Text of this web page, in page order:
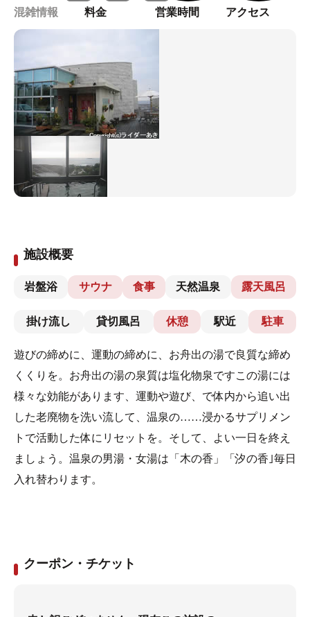
混雑情報 料金 営業時間 アクセス
施設概要
岩盤浴 サウナ 食事 天然温泉 露天風呂
掛け流し 貸切風呂 休憩 駅近 駐車
遊びの締めに、運動の締めに、お舟出の湯で良質な締め
くくりを。お舟出の湯の泉質は塩化物泉ですこの湯には
様々な効能があります、運動や遊び、で体内から追い出
した老廃物を洗い流して、温泉の……浸かるサプリメン
トで活動した体にリセットを。そして、よい一日を終え
ましょう。温泉の男湯・女湯は「木の香」「汐の香｣毎日
入れ替わります。
クーポン・チケット